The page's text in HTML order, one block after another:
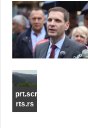
prt.scr
rts.rs